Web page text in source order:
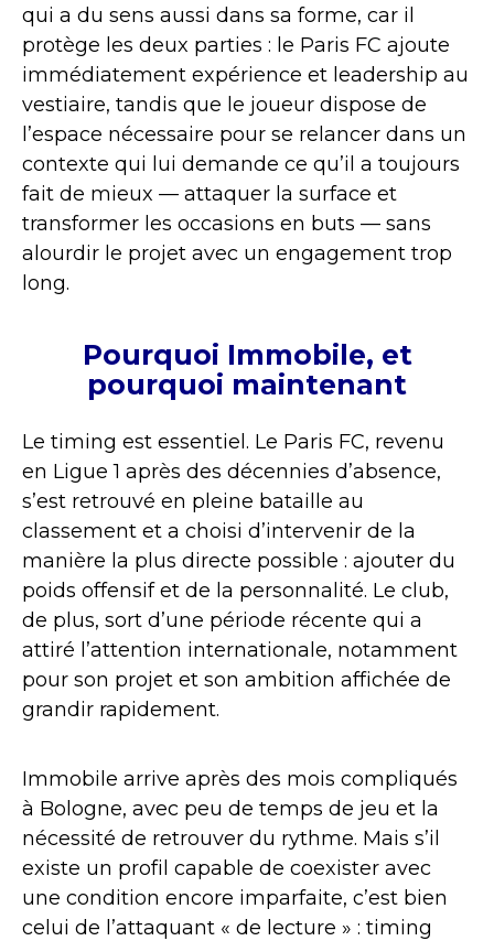
qui a du sens aussi dans sa forme, car il
protège les deux parties : le Paris FC ajoute
immédiatement expérience et leadership au
vestiaire, tandis que le joueur dispose de
l’espace nécessaire pour se relancer dans un
contexte qui lui demande ce qu’il a toujours
fait de mieux — attaquer la surface et
transformer les occasions en buts — sans
alourdir le projet avec un engagement trop
long.
Pourquoi Immobile, et
pourquoi maintenant
Le timing est essentiel. Le Paris FC, revenu
en Ligue 1 après des décennies d’absence,
s’est retrouvé en pleine bataille au
classement et a choisi d’intervenir de la
manière la plus directe possible : ajouter du
poids offensif et de la personnalité. Le club,
de plus, sort d’une période récente qui a
attiré l’attention internationale, notamment
pour son projet et son ambition affichée de
grandir rapidement.
Immobile arrive après des mois compliqués
à Bologne, avec peu de temps de jeu et la
nécessité de retrouver du rythme. Mais s’il
existe un profil capable de coexister avec
une condition encore imparfaite, c’est bien
celui de l’attaquant « de lecture » : timing